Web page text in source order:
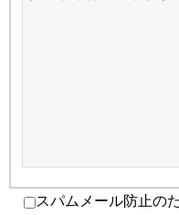
スパムメール防止の